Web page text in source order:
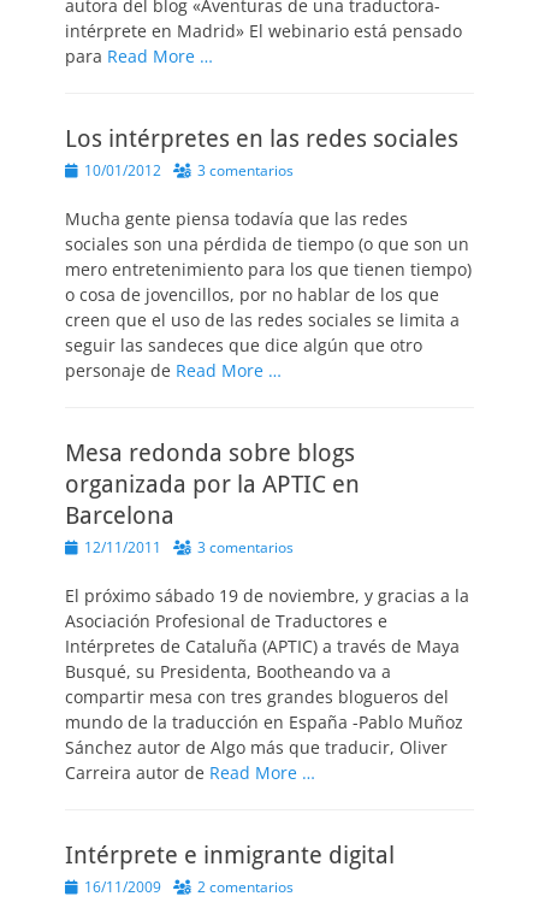
autora del blog «Aventuras de una traductora-
intérprete en Madrid» El webinario está pensado
para Read More …
Los intérpretes en las redes sociales
Publicado
10/01/2012 3 comentarios
Mucha gente piensa todavía que las redes
sociales son una pérdida de tiempo (o que son un
mero entretenimiento para los que tienen tiempo)
o cosa de jovencillos, por no hablar de los que
creen que el uso de las redes sociales se limita a
seguir las sandeces que dice algún que otro
personaje de Read More …
Mesa redonda sobre blogs
organizada por la APTIC en
Barcelona
Publicado
12/11/2011 3 comentarios
El próximo sábado 19 de noviembre, y gracias a la
Asociación Profesional de Traductores e
Intérpretes de Cataluña (APTIC) a través de Maya
Busqué, su Presidenta, Bootheando va a
compartir mesa con tres grandes blogueros del
mundo de la traducción en España -Pablo Muñoz
Sánchez autor de Algo más que traducir, Oliver
Carreira autor de Read More …
Intérprete e inmigrante digital
Publicado
16/11/2009 2 comentarios